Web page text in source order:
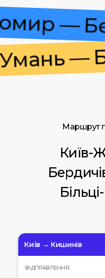
—
—
Маршрут
Київ-
Київ → Кишинів
ВІДПРАВЛЕННЯ